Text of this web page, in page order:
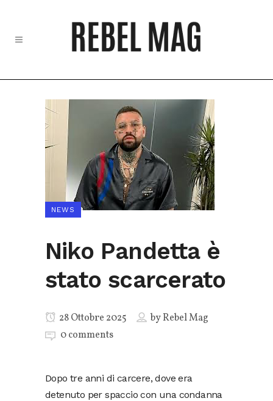
NEWS
Niko Pandetta è
stato scarcerato
28 Ottobre 2025 byRebel Mag
0 comments
Dopo tre anni di carcere, dove era
detenuto per spaccio con una condanna